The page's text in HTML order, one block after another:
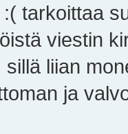
tarkoittaa
viestin
liian
ja